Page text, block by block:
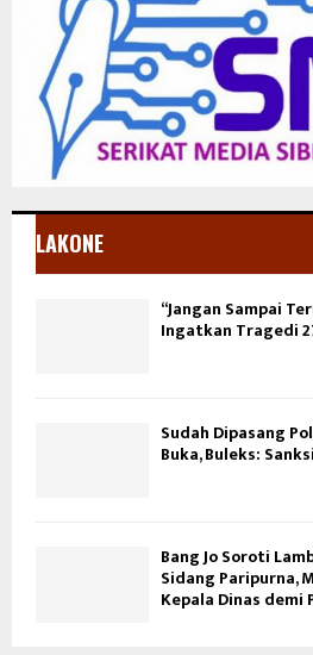
LAKONE
“Jangan Sampai
Ingatkan Tragedi
Sudah Dipasang
Buka, Buleks:
Bang Jo Soroti
Sidang Paripurna,
Kepala Dinas